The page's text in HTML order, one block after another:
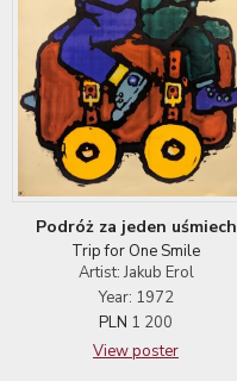
Podróż za jeden uśmiech
Trip for One Smile
Artist: Jakub Erol
Year: 1972
PLN 1 200
View poster